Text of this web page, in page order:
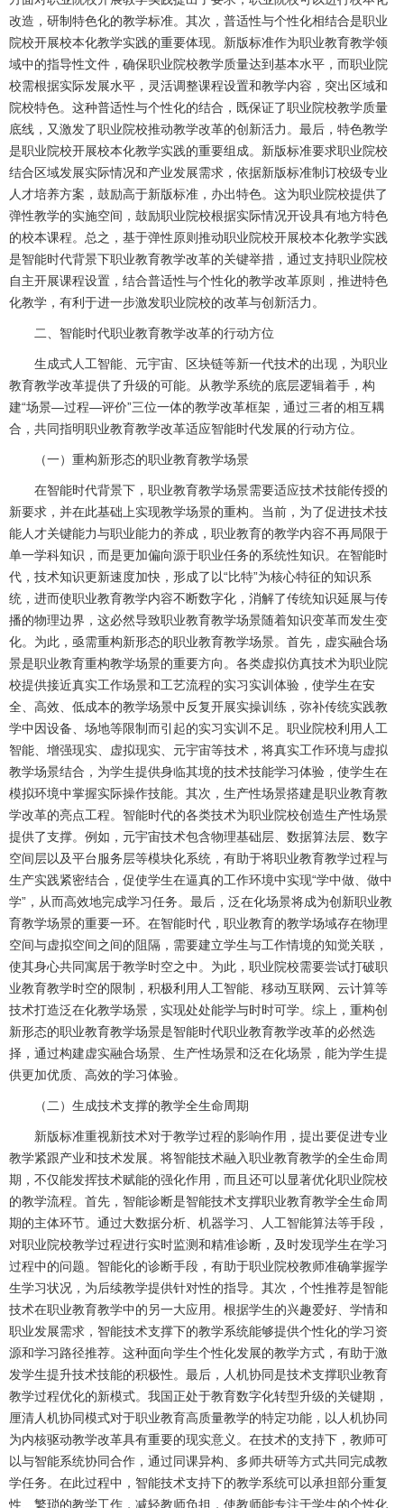
改造，研制特色化的教学标准。其次，普适性与个性化相结合是职业
院校开展校本化教学实践的重要体现。新版标准作为职业教育教学领
域中的指导性文件，确保职业院校教学质量达到基本水平，而职业院
校需根据实际发展水平，灵活调整课程设置和教学内容，突出区域和
院校特色。这种普适性与个性化的结合，既保证了职业院校教学质量
底线，又激发了职业院校推动教学改革的创新活力。最后，特色教学
是职业院校开展校本化教学实践的重要组成。新版标准要求职业院校
结合区域发展实际情况和产业发展需求，依据新版标准制订校级专业
人才培养方案，鼓励高于新版标准，办出特色。这为职业院校提供了
弹性教学的实施空间，鼓励职业院校根据实际情况开设具有地方特色
的校本课程。总之，基于弹性原则推动职业院校开展校本化教学实践
是智能时代背景下职业教育教学改革的关键举措，通过支持职业院校
自主开展课程设置，结合普适性与个性化的教学改革原则，推进特色
化教学，有利于进一步激发职业院校的改革与创新活力。
二、智能时代职业教育教学改革的行动方位
生成式人工智能、元宇宙、区块链等新一代技术的出现，为职业
教育教学改革提供了升级的可能。从教学系统的底层逻辑着手，构
建“场景—过程—评价”三位一体的教学改革框架，通过三者的相互耦
合，共同指明职业教育教学改革适应智能时代发展的行动方位。
（一）重构新形态的职业教育教学场景
在智能时代背景下，职业教育教学场景需要适应技术技能传授的
新要求，并在此基础上实现教学场景的重构。当前，为了促进技术技
能人才关键能力与职业能力的养成，职业教育的教学内容不再局限于
单一学科知识，而是更加偏向源于职业任务的系统性知识。在智能时
代，技术知识更新速度加快，形成了以“比特”为核心特征的知识系
统，进而使职业教育教学内容不断数字化，消解了传统知识延展与传
播的物理边界，这必然导致职业教育教学场景随着知识变革而发生变
化。为此，亟需重构新形态的职业教育教学场景。首先，虚实融合场
景是职业教育重构教学场景的重要方向。各类虚拟仿真技术为职业院
校提供接近真实工作场景和工艺流程的实习实训体验，使学生在安
全、高效、低成本的教学场景中反复开展实操训练，弥补传统实践教
学中因设备、场地等限制而引起的实习实训不足。职业院校利用人工
智能、增强现实、虚拟现实、元宇宙等技术，将真实工作环境与虚拟
教学场景结合，为学生提供身临其境的技术技能学习体验，使学生在
模拟环境中掌握实际操作技能。其次，生产性场景搭建是职业教育教
学改革的亮点工程。智能时代的各类技术为职业院校创造生产性场景
提供了支撑。例如，元宇宙技术包含物理基础层、数据算法层、数字
空间层以及平台服务层等模块化系统，有助于将职业教育教学过程与
生产实践紧密结合，促使学生在逼真的工作环境中实现“学中做、做中
学”，从而高效地完成学习任务。最后，泛在化场景将成为创新职业教
育教学场景的重要一环。在智能时代，职业教育的教学场域存在物理
空间与虚拟空间之间的阻隔，需要建立学生与工作情境的知觉关联，
使其身心共同寓居于教学时空之中。为此，职业院校需要尝试打破职
业教育教学时空的限制，积极利用人工智能、移动互联网、云计算等
技术打造泛在化教学场景，实现处处能学与时时可学。综上，重构创
新形态的职业教育教学场景是智能时代职业教育教学改革的必然选
择，通过构建虚实融合场景、生产性场景和泛在化场景，能为学生提
供更加优质、高效的学习体验。
（二）生成技术支撑的教学全生命周期
新版标准重视新技术对于教学过程的影响作用，提出要促进专业
教学紧跟产业和技术发展。将智能技术融入职业教育教学的全生命周
期，不仅能发挥技术赋能的强化作用，而且还可以显著优化职业院校
的教学流程。首先，智能诊断是智能技术支撑职业教育教学全生命周
期的主体环节。通过大数据分析、机器学习、人工智能算法等手段，
对职业院校教学过程进行实时监测和精准诊断，及时发现学生在学习
过程中的问题。智能化的诊断手段，有助于职业院校教师准确掌握学
生学习状况，为后续教学提供针对性的指导。其次，个性推荐是智能
技术在职业教育教学中的另一大应用。根据学生的兴趣爱好、学情和
职业发展需求，智能技术支撑下的教学系统能够提供个性化的学习资
源和学习路径推荐。这种面向学生个性化发展的教学方式，有助于激
发学生提升技术技能的积极性。最后，人机协同是技术支撑职业教育
教学过程优化的新模式。我国正处于教育数字化转型升级的关键期，
厘清人机协同模式对于职业教育高质量教学的特定功能，以人机协同
为内核驱动教学改革具有重要的现实意义。在技术的支持下，教师可
以与智能系统协同合作，通过同课异构、多师共研等方式共同完成教
学任务。在此过程中，智能技术支持下的教学系统可以承担部分重复
性、繁琐的教学工作，减轻教师负担，使教师能专注于学生的个性化